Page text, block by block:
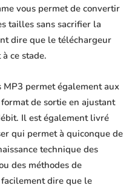
vous permet de convertir
tailles sans sacrifier la
dire que le téléchargeur
ce stade.
permet également aux
de sortie en ajustant
Il est également livré
qui permet à quiconque de
technique des
des méthodes de
dire que le